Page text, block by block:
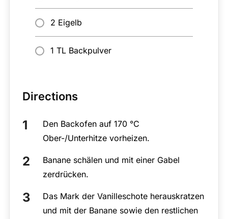
2 Eigelb
1 TL Backpulver
Directions
Den Backofen auf 170 °C
Ober-/Unterhitze vorheizen.
Banane schälen und mit einer Gabel
zerdrücken.
Das Mark der Vanilleschote herauskratzen
und mit der Banane sowie den restlichen